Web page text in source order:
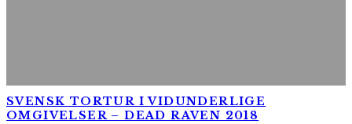
SVENSK TORTUR I VIDUNDERLIGE
OMGIVELSER – DEAD RAVEN 2018